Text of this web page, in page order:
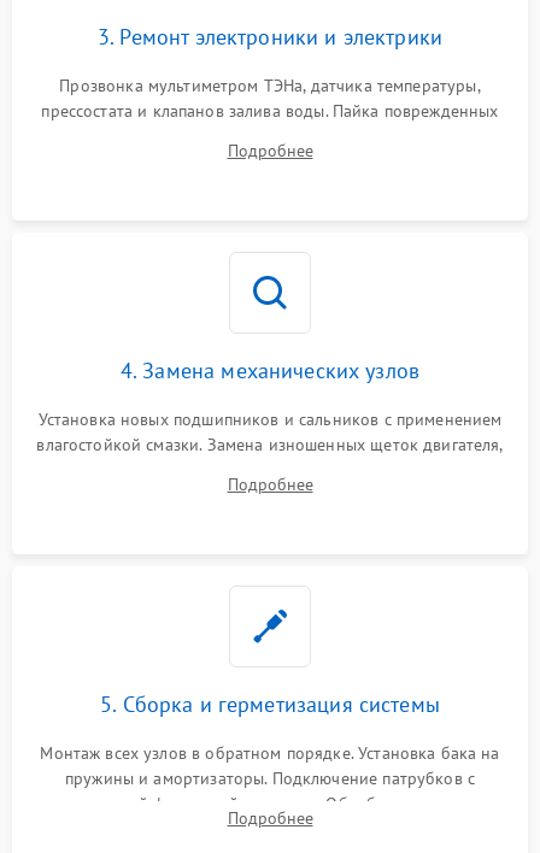
3. Ремонт электроники и электрики
Прозвонка мультиметром ТЭНа, датчика температуры,
прессостата и клапанов залива воды. Пайка поврежденных
Восстановление целостности проводки и контактов.
Подробнее
4. Замена механических узлов
Установка новых подшипников и сальников с применением
влагостойкой смазки. Замена изношенных щеток двигателя,
или поврежденной резиновой манжеты.
Подробнее
5. Сборка и герметизация системы
Монтаж всех узлов в обратном порядке. Установка бака на
пружины и амортизаторы. Подключение патрубков с
надежной фиксацией хомутами. Обработка стыков
герметиком для предотвращения возможных протечек воды.
Подробнее